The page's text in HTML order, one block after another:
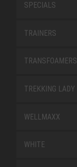
SPECIALS
TRAINERS
TRANSFOAMERS
TREKKING LADY
WELLMAXX
WHITE